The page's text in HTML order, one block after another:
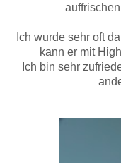
Ich wurde sehr oft
kann er mit
Ich bin sehr